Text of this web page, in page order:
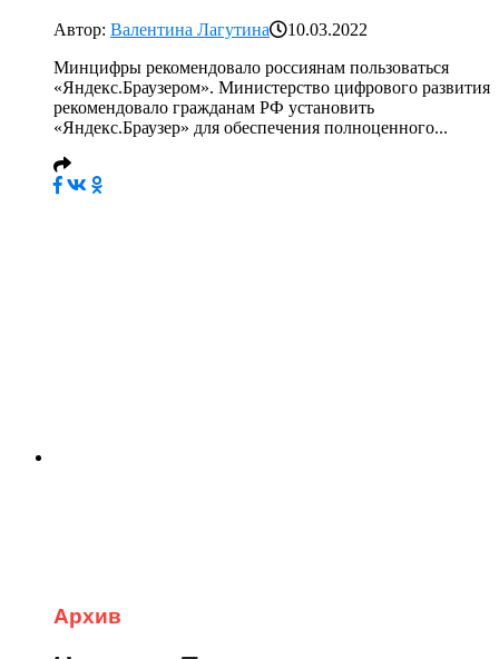
Автор: Валентина Лагутина
10.03.2022
Минцифры рекомендовало россиянам пользоваться
«Яндекс.Браузером». Министерство цифрового развития
рекомендовало гражданам РФ установить
«Яндекс.Браузер» для обеспечения полноценного...
Архив